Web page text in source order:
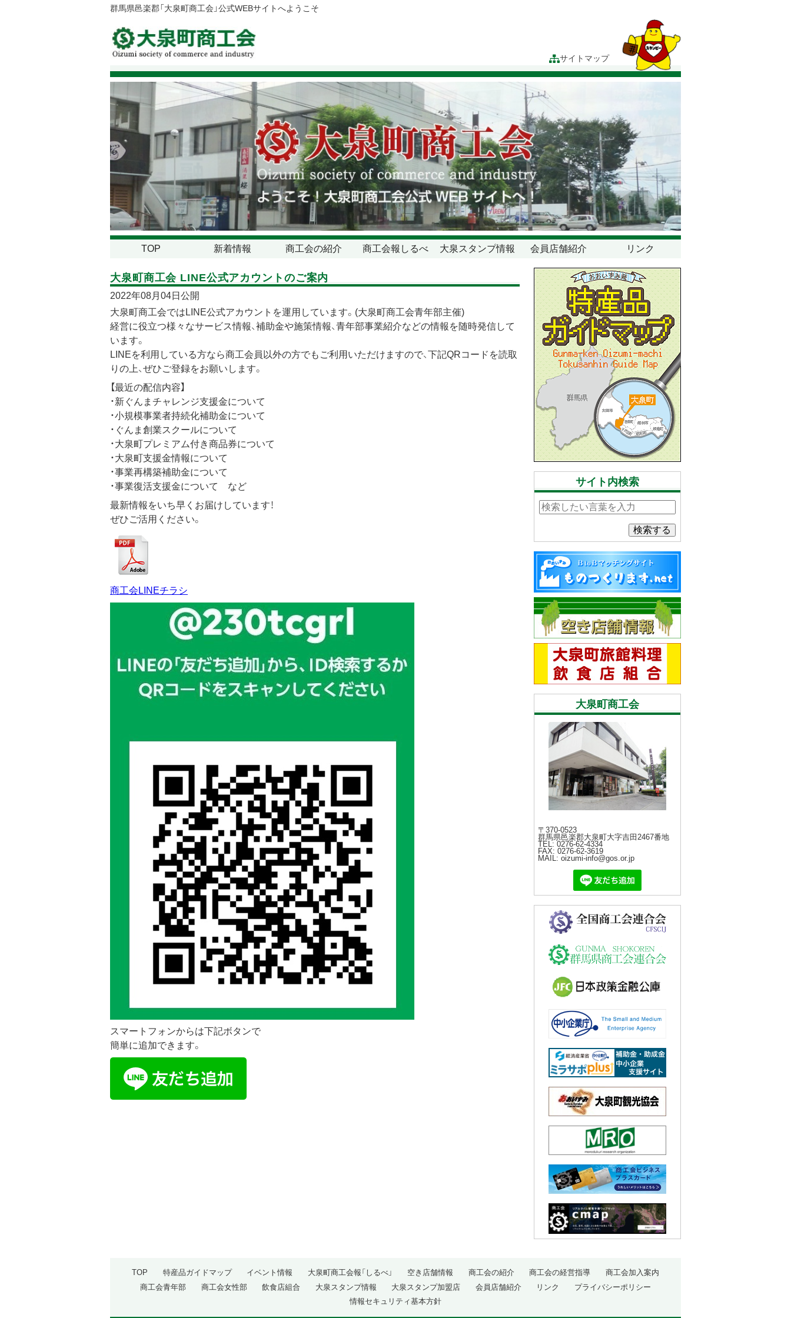
群馬県邑楽郡「大泉町商工会」公式WEBサイトへようこそ
サイトマップ
TOP 新着情報 商工会の紹介 商工会報しるべ 大泉スタンプ情報 会員店舗紹介 リンク
大泉町商工会 LINE公式アカウントのご案内
2022年08月04日公開
大泉町商工会ではLINE公式アカウントを運用しています。(大泉町商工会青年部主催)
経営に役立つ様々なサービス情報、補助金や施策情報、青年部事業紹介などの情報を随時発信して
います。
LINEを利用している方なら商工会員以外の方でもご利用いただけますので、下記QRコードを読取
りの上、ぜひご登録をお願いします。
【最近の配信内容】
・新ぐんまチャレンジ支援金について
・小規模事業者持続化補助金について
・ぐんま創業スクールについて
・大泉町プレミアム付き商品券について
・大泉町支援金情報について
・事業再構築補助金について
・事業復活支援金について など
最新情報をいち早くお届けしています！
ぜひご活用ください。
商工会LINEチラシ
スマートフォンからは下記ボタンで
簡単に追加できます。
サイト内検索
検索する
大泉町商工会
〒370-0523
群馬県邑楽郡大泉町大字吉田2467番地
TEL: 0276-62-4334
FAX: 0276-62-3619
MAIL: oizumi-info@gos.or.jp
TOP 特産品ガイドマップ イベント情報 大泉町商工会報「しるべ」 空き店舗情報 商工会の紹介 商工会の経営指導
商工会加入案内
商工会青年部
商工会女性部 飲食店組合 大泉スタンプ情報 大泉スタンプ加盟店 会員店舗紹介 リンク
プライバシーポリシー
情報セキュリティ基本方針